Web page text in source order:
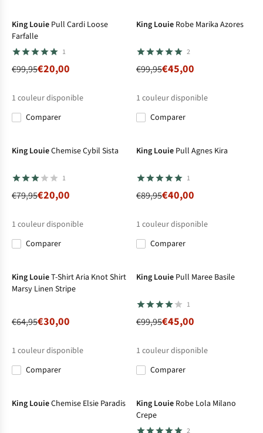
King Louie Pull Cardi Loose
Farfalle
1
€99,95€20,00
1 couleur disponible
Comparer
King Louie Robe Marika Azores
2
€99,95€45,00
1 couleur disponible
Comparer
King LouieChemise Cybil Sista
1
€79,95€20,00
1 couleur disponible
Comparer
King Louie Pull Agnes Kira
1
€89,95€40,00
1 couleur disponible
Comparer
King LouieT-Shirt Aria Knot Shirt
Marsy Linen Stripe
€64,95€30,00
1 couleur disponible
Comparer
King Louie Pull Maree Basile
1
€99,95€45,00
1 couleur disponible
Comparer
King LouieChemise Elsie Paradis King Louie Robe Lola Milano
Crepe
2